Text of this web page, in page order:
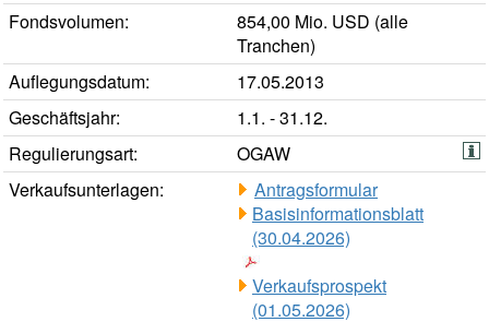
Fondsvolumen:
854,00 Mio. USD (alle
Tranchen)
Auflegungsdatum:
17.05.2013
Geschäftsjahr:
1.1. - 31.12.
Regulierungsart:
OGAW
Verkaufsunterlagen:
Antragsformular
Basisinformationsblatt
(30.04.2026)
Verkaufsprospekt
(01.05.2026)